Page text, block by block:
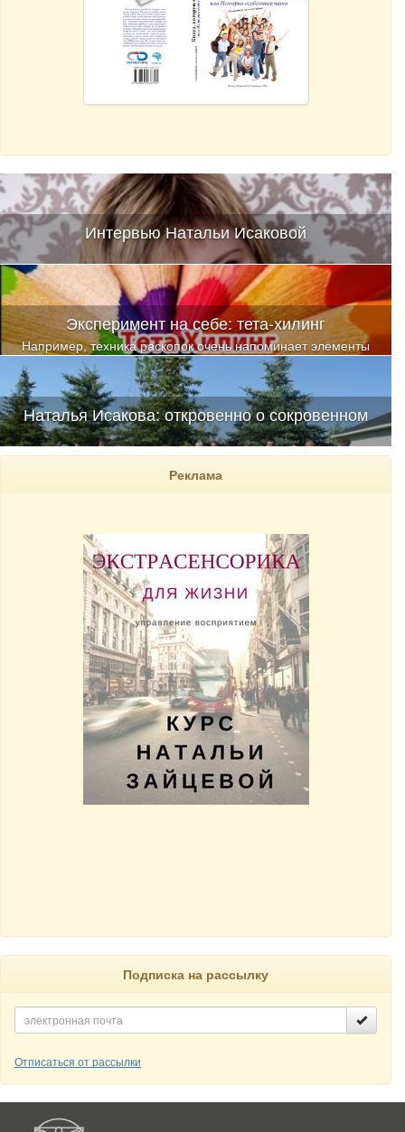
Интервью Натальи Исаковой
Эксперимент на себе: тета-хилинг
Например, техника раскопок очень напоминает элементы
психоанализа, но выполняется она в измененном состоянии
сознания (тета-состоянии)
Наталья Исакова: откровенно о сокровенном
Реклама
Подписка на рассылку
Отписаться от рассылки